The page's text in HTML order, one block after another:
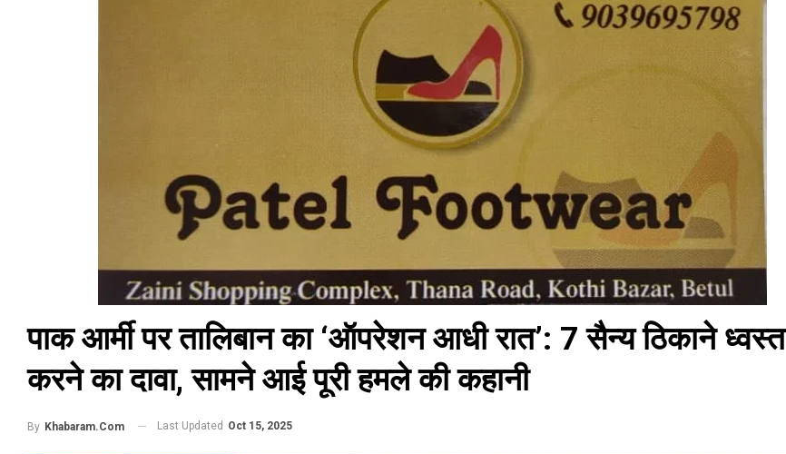
पाक आर्मी पर तालिबान का ‘ऑपरेशन आधी रात’: 7 सैन्य ठिकाने ध्वस्त
करने का दावा, सामने आई पूरी हमले की कहानी
By Khabaram.Com Last Updated Oct 15, 2025